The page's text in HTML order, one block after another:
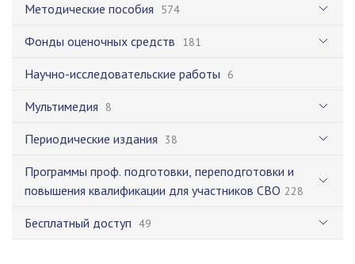
Методические пособия 574
Фонды оценочных средств 181
Научно-исследовательские работы 6
Мультимедия 8
Периодические издания 38
Программы проф. подготовки, переподготовки и
повышения квалификации для участников СВО 228
Бесплатный доступ 49